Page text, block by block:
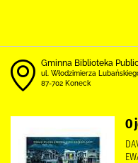
Gminna Biblioteka
ul. Włodzimierza
87-702 Koneck
O